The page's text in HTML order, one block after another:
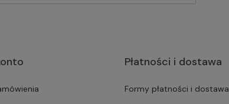
Płatności i dostawa
Formy płatności i dostawa